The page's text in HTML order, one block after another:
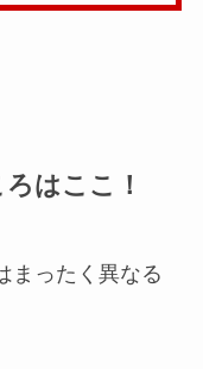
はここ！
まったく異なる